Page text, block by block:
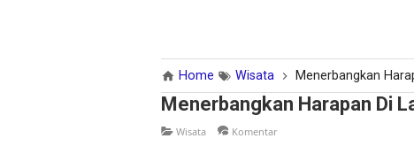
Home Wisata Menerbangkan
Menerbangkan Harapan Di
Wisata Komentar